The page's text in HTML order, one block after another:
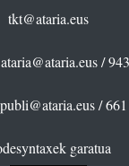
tkt@ataria.eus
ataria@ataria.eus/
publi@ataria.eus/ 661
garatua